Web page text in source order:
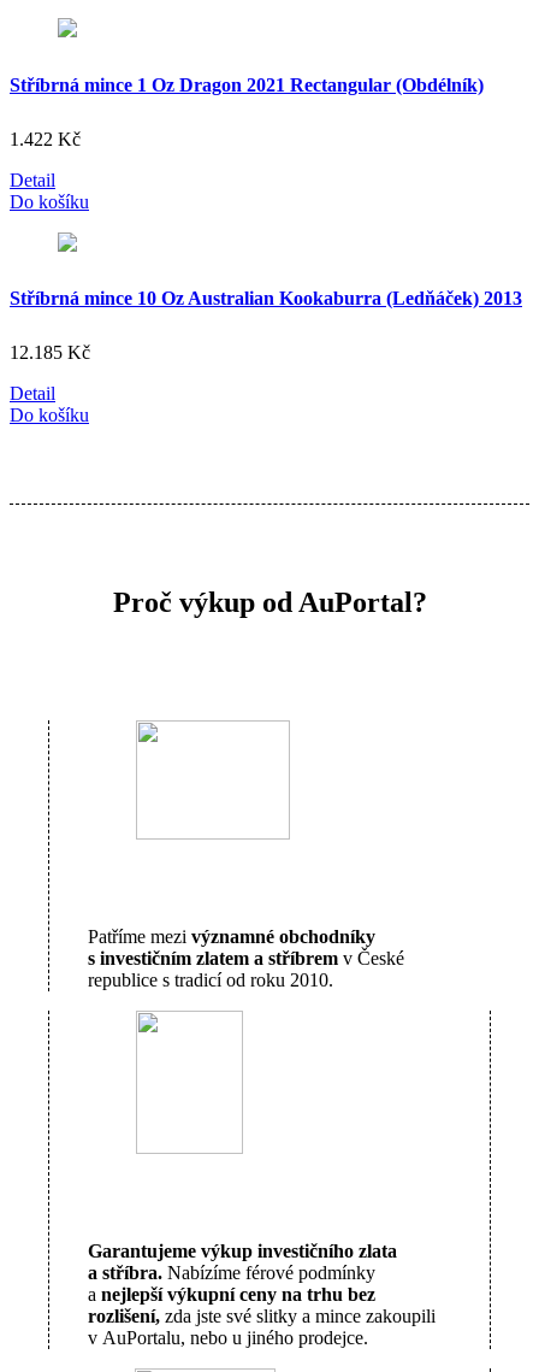
Stříbrná mince 1 Oz Dragon 2021 Rectangular (Obdélník)
1.422 Kč
Detail
Do košíku
Stříbrná mince 10 Oz Australian Kookaburra (Ledňáček) 2013
12.185 Kč
Detail
Do košíku
Proč výkup od AuPortal?
Patříme mezi významné obchodníky
s investičním zlatem a stříbrem v České
republice s tradicí od roku 2010.
Garantujeme výkup investičního zlata
a stříbra. Nabízíme férové podmínky
a nejlepší výkupní ceny na trhu bez
rozlišení, zda jste své slitky a mince zakoupili
v AuPortalu, nebo u jiného prodejce.